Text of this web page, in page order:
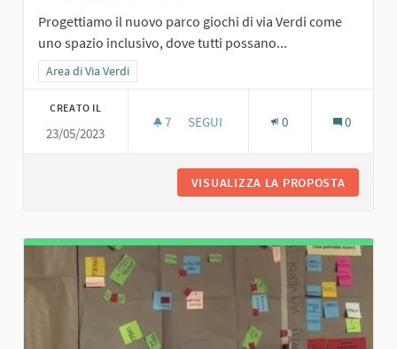
Progettiamo il nuovo parco giochi di via Verdi come
uno spazio inclusivo, dove tutti possano...
Filtra i risultati per categoria: Area di Via Verdi
Area di Via Verdi
CREATO IL
23/05/2023
7 7 SOSTENITORI
SEGUI 0 0
VISUALIZZA LA PROPOSTA